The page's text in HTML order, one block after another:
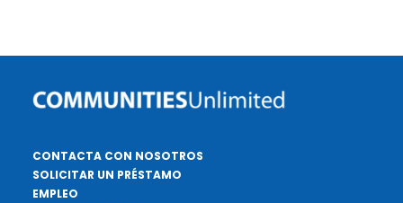
CONTACTA CON NOSOTROS
SOLICITAR UN PRÉSTAMO
EMPLEO